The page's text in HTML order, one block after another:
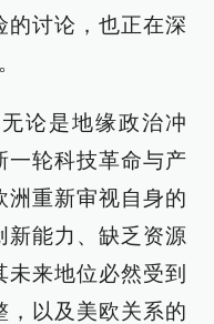
的讨论，也正在深
论是地缘政治冲
一轮科技革命与产
洲重新审视自身的
新能力、缺乏资源
来地位必然受到
，以及美欧关系的